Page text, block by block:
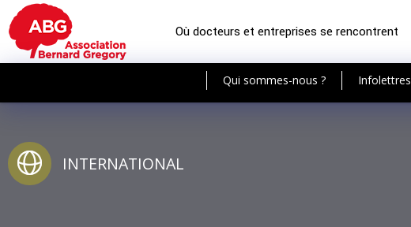
Où docteurs et entreprises se rencontrent
Qui sommes-nous ? Infolettres
INTERNATIONAL